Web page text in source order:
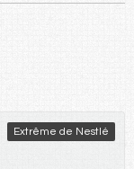
Extrême de Nestlé